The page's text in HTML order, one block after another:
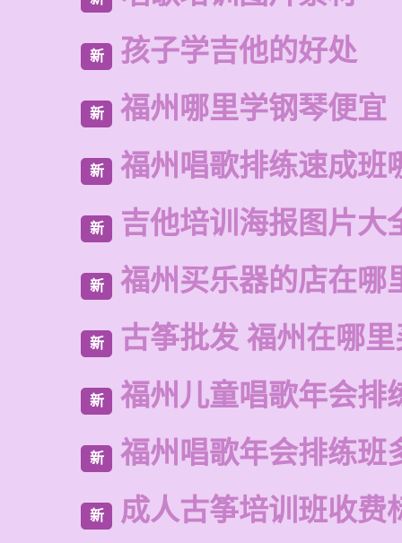
新 孩子学吉他的好处
新 福州哪里学钢琴便宜
新 福州唱歌排练速成班
新 吉他培训海报图片大
新 福州买乐器的店在哪
新 古筝批发 福州在哪
新 福州儿童唱歌年会排
新 福州唱歌年会排练班
新 成人古筝培训班收费